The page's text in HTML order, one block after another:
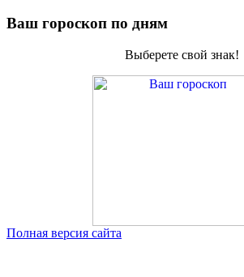
Ваш гороскоп по дням
Выберете свой знак!
Полная версия сайта